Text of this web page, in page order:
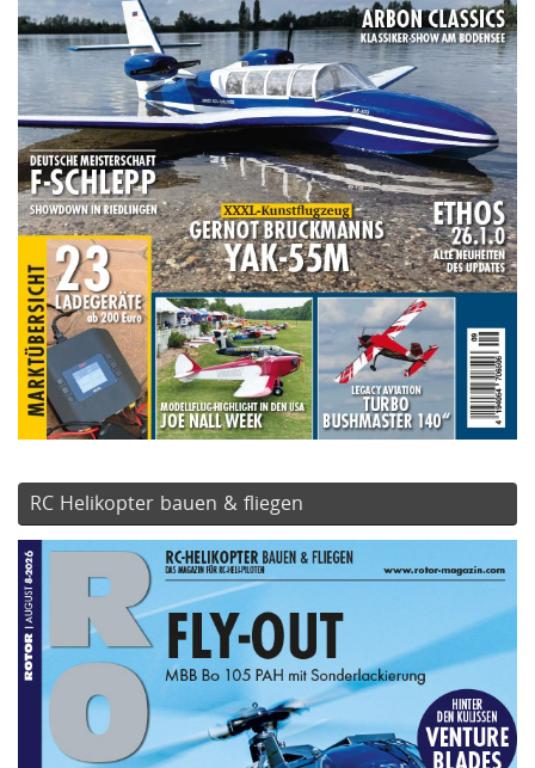
RC Helikopter bauen & fliegen